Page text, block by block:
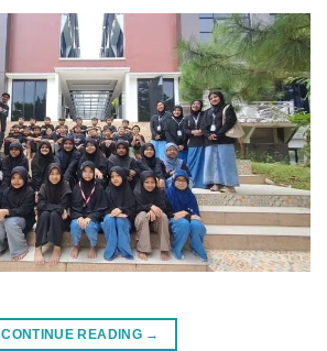
CONTINUE READING →